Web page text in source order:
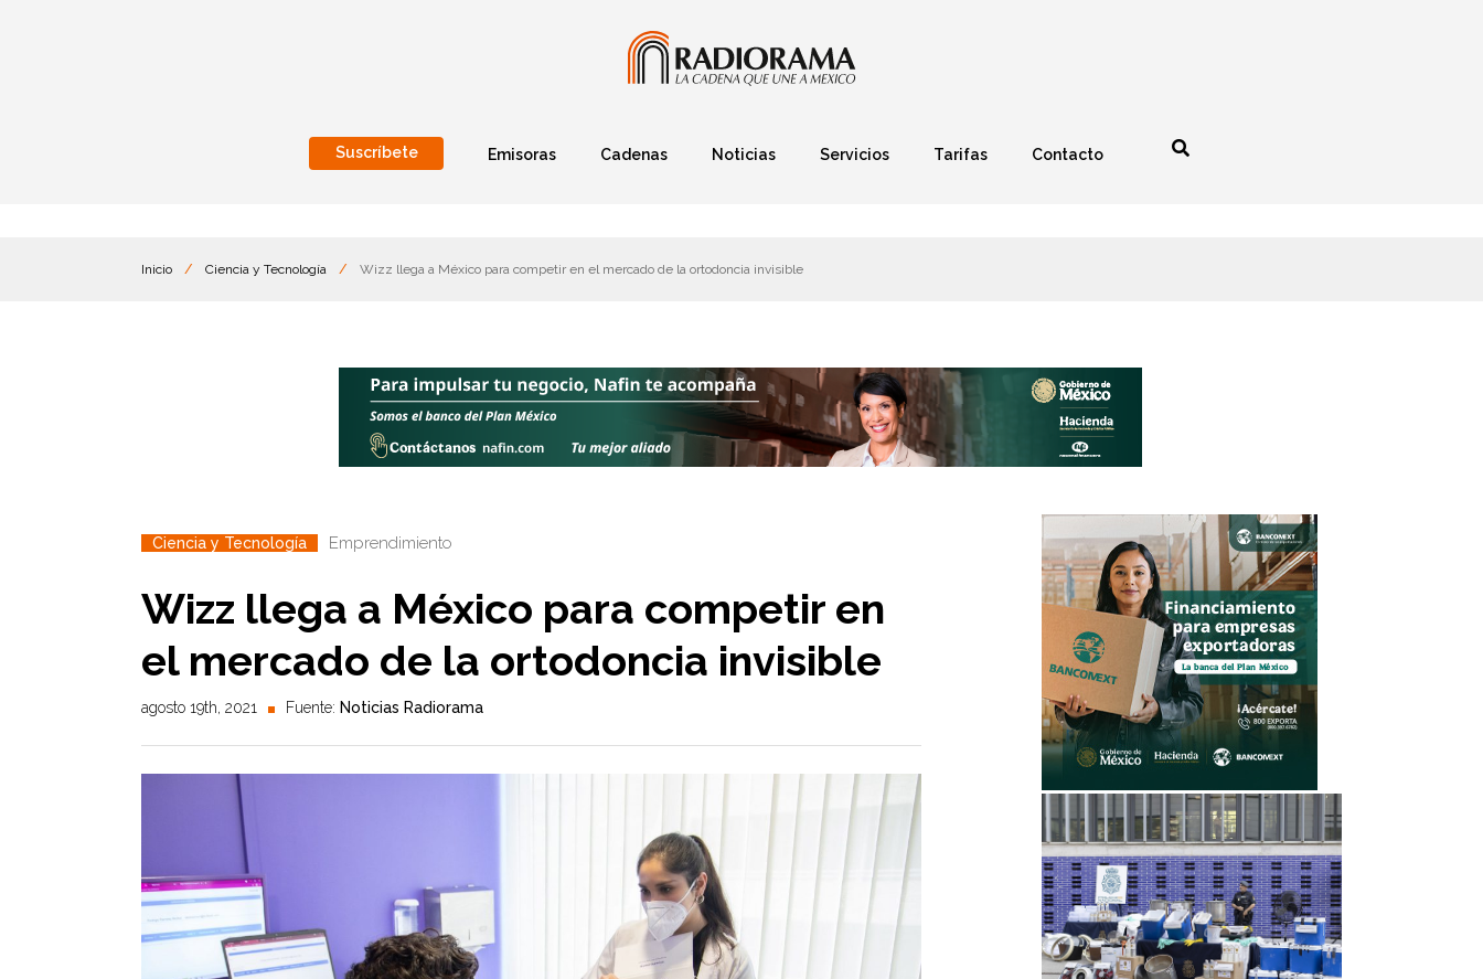
Suscríbete Emisoras Cadenas Noticias Servicios Tarifas Contacto
Inicio / Ciencia y Tecnología / Wizz llega a México para competir en el mercado de la ortodoncia invisible
Ciencia y Tecnología Emprendimiento
Wizz llega a México para competir en
el mercado de la ortodoncia invisible
agosto 19th, 2021 Fuente: Noticias Radiorama